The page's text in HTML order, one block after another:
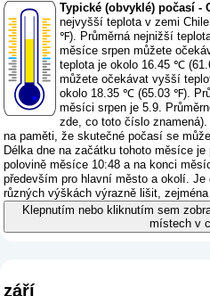
Typické (obvyklé) počasí -
nejvyšší teplota v zemi
℉). Průměrná nejnižší
měsíce srpen můžete
teplota je okolo 16.45 ℃
můžete očekávat vyšší
okolo 18.35 ℃ (65.03 ℉).
měsíci srpen je 5.9.
zde, co toto číslo znamená).
na paměti, že skutečné počasí se
Délka dne na začátku tohoto měsíce
polovině měsíce 10:48 a na konci
především pro hlavní město a okolí.
různých výškách výrazně lišit,
Klepnutím nebo kliknutím sem
místech v
září